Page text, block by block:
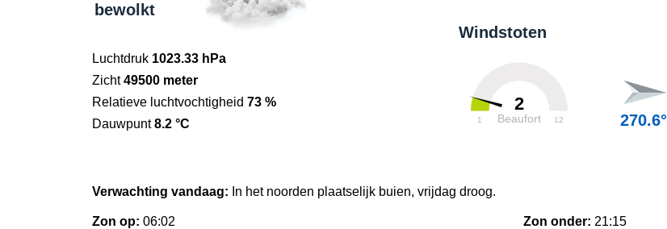
Windstoten
2
Beaufort
1 12 270.6°
bewolkt
Luchtdruk 1023.33 hPa
Zicht49500 meter
Relatieve luchtvochtigheid 73 %
Dauwpunt8.2 °C
Verwachting vandaag: In het noorden plaatselijk buien, vrijdag droog.
Zon op: 06:02 Zon onder: 21:15